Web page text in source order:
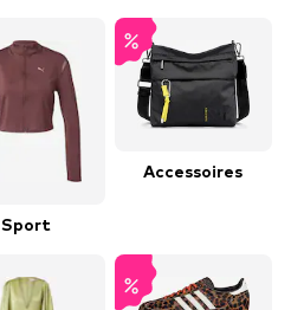
Sport
Accessoires